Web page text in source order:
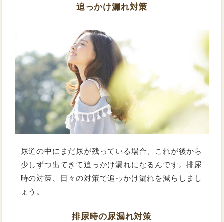
追っかけ漏れ対策
尿道の中にまだ尿が残っている場合、これが後から
少しずつ出てきて追っかけ漏れになるんです。排尿
時の対策、日々の対策で追っかけ漏れを減らしまし
ょう。
排尿時の尿漏れ対策